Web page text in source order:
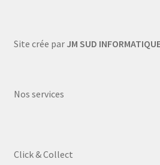
Site crée par JM SUD
Nos services
Click & Collect